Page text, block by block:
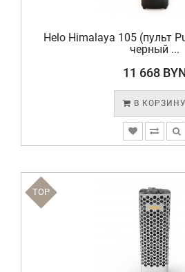
Helo Himalaya 105 (пульт
черный ...
11 668
В КОРЗИНУ
TOP